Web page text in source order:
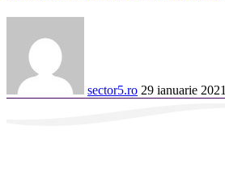
sector5.ro 29 ianuarie 2021